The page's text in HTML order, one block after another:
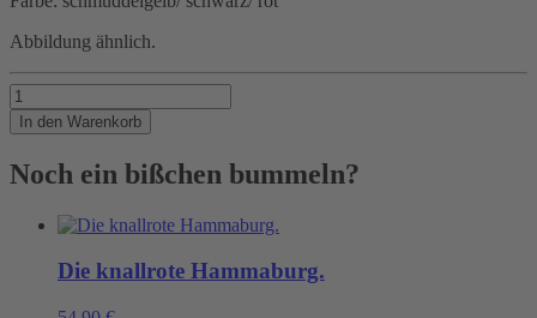
Abbildung ähnlich.
Viele
Sachen
brauchen
großen
Menge
In den Warenkorb
Noch ein bißchen bummeln?
Die knallrote Hammaburg.